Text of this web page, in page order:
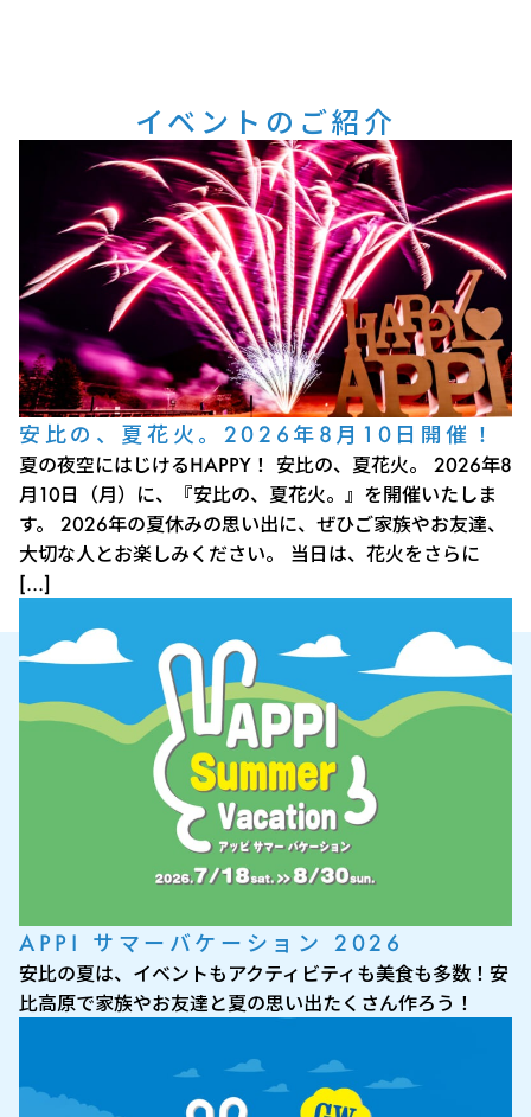
イベントのご紹介
安比の、夏花火。2026年8月10日開催！
夏の夜空にはじけるHAPPY！ 安比の、夏花火。 2026年8
月10日（月）に、『安比の、夏花火。』を開催いたしま
す。 2026年の夏休みの思い出に、ぜひご家族やお友達、
大切な人とお楽しみください。 当日は、花火をさらに
[…]
APPI サマーバケーション 2026
安比の夏は、イベントもアクティビティも美食も多数！安
比高原で家族やお友達と夏の思い出たくさん作ろう！